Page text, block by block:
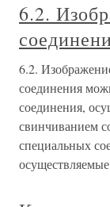
6.2.
6.2.
соединения
соединения,
свинчиванием
специальных